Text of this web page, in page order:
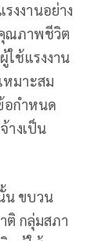
งงานอย่าง
ณภาพชีวิต
ใช้แรงงาน
หมาะสม
อกำหนด
างเป็น
น ขบวน
ติ กลุ่มสภา